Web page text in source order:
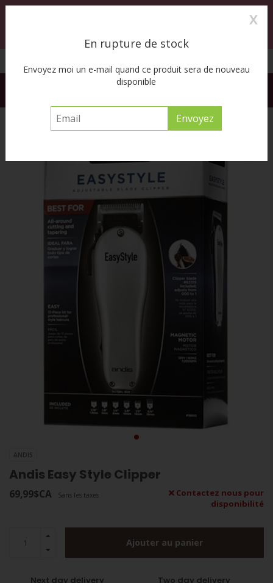
0
FREE SHIPPING ACROSS CANADA on orders of $55 or more
Easy Style Clipper
ANDIS
Andis Easy Style Clipper
69,99$CA Sans les taxes
Contactez nous pour
disponibilité
Ajouter au panier
Next day delivery Two day delivery
En rupture de stock
Envoyez moi un e-mail quand ce produit sera de nouveau
disponible
X